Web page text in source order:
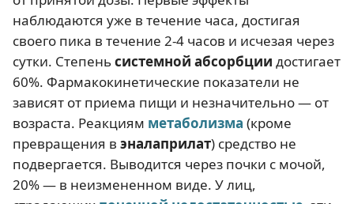
наблюдаются уже в течение часа, достигая
своего пика в течение 2-4 часов и исчезая через
сутки. Степеньсистемной абсорбции достигает
60%. Фармакокинетические показатели не
зависят от приема пищи и незначительно — от
возраста. Реакциям метаболизма (кроме
превращения в эналаприлат) средство не
подвергается. Выводится через почки с мочой,
20% — в неизмененном виде. У лиц,